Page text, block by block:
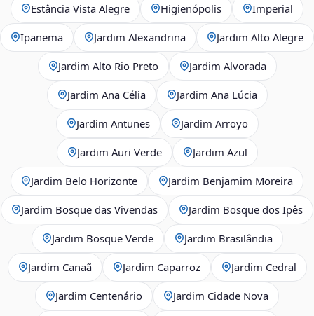
Estância Vista Alegre Higienópolis Imperial
Ipanema Jardim Alexandrina Jardim Alto Alegre
Jardim Alto Rio Preto Jardim Alvorada
Jardim Ana Célia Jardim Ana Lúcia
Jardim Antunes Jardim Arroyo
Jardim Auri Verde Jardim Azul
Jardim Belo Horizonte Jardim Benjamim Moreira
Jardim Bosque das Vivendas Jardim Bosque dos Ipês
Jardim Bosque Verde Jardim Brasilândia
Jardim Canaã Jardim Caparroz Jardim Cedral
Jardim Centenário Jardim Cidade Nova